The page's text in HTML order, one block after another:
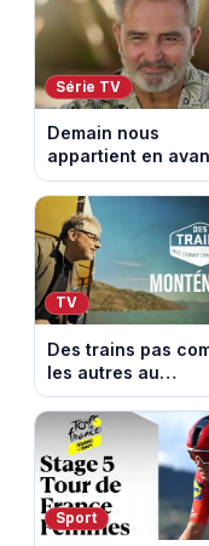
Série TV
Demain nous
appartient en
Alex révèle son
secret. Episode
août 2026.
TV
Des trains pas
les autres au
Monténégro :
Gougler sur les
l’Adriatique
Sport